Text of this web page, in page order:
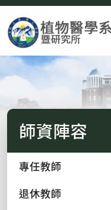
師資陣容
專任教師
退休教師